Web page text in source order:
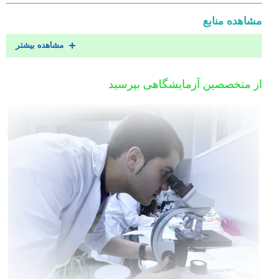
مشاهده منابع
مشاهده بیشتر
از متخصصین آزمایشگاهی بپرسید